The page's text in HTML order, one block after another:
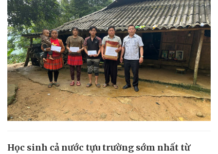
Học sinh cả nước tựu trường sớm nhất từ